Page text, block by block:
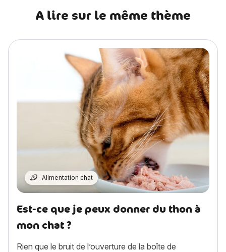
A lire sur le même thème
Alimentation chat
Est-ce que je peux donner du thon à
mon chat ?
Rien que le bruit de l’ouverture de la boîte de